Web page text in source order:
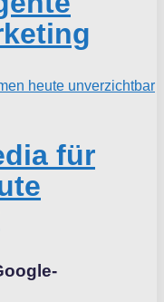
für